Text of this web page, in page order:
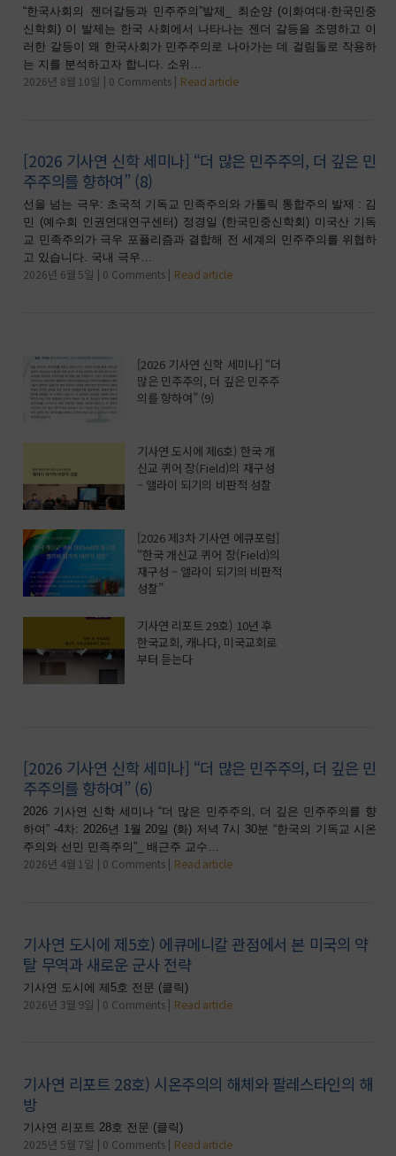
“한국사회의 젠더갈등과 민주주의”발제_ 최순양 (이화여대·한국민중
신학회) 이 발제는 한국 사회에서 나타나는 젠더 갈등을 조명하고 이
러한 갈등이 왜 한국사회가 민주주의로 나아가는 데 걸림돌로 작용하
는 지를 분석하고자 합니다. 소위…
2026년 8월 10일 0 Comments Read article
[2026 기사연 신학 세미나] “더 많은 민주주의, 더 깊은 민
주주의를 향하여” (8)
선을 넘는 극우: 초국적 기독교 민족주의와 가톨릭 통합주의 발제 : 김
민 (예수회 인권연대연구센터) 정경일 (한국민중신학회) 미국산 기독
교 민족주의가 극우 포퓰리즘과 결합해 전 세계의 민주주의를 위협하
고 있습니다. 국내 극우…
2026년 6월 5일 0 Comments Read article
[2026 기사연 신학 세미나] “더
많은 민주주의, 더 깊은 민주주
의를 향하여” (9)
기사연 도시에 제6호) 한국 개
신교 퀴어 장(Field)의 재구성
– 앨라이 되기의 비판적 성찰
[2026 제3차 기사연 에큐포럼]
“한국 개신교 퀴어 장(Field)의
재구성 – 앨라이 되기의 비판적
성찰”
기사연 리포트 29호) 10년 후
한국교회, 캐나다, 미국교회로
부터 듣는다
[2026 기사연 신학 세미나] “더 많은 민주주의, 더 깊은 민
주주의를 향하여” (6)
2026 기사연 신학 세미나 “더 많은 민주주의, 더 깊은 민주주의를 향
하여” -4차: 2026년 1월 20일 (화) 저녁 7시 30분 “한국의 기독교 시온
주의와 선민 민족주의”_ 배근주 교수…
2026년 4월 1일 0 Comments Read article
기사연 도시에 제5호) 에큐메니칼 관점에서 본 미국의 약
탈 무역과 새로운 군사 전략
기사연 도시에 제5호 전문 (클릭)
2026년 3월 9일 0 Comments Read article
기사연 리포트 28호) 시온주의의 해체와 팔레스타인의 해
방
기사연 리포트 28호 전문 (클릭)
2025년 5월 7일 0 Comments Read article